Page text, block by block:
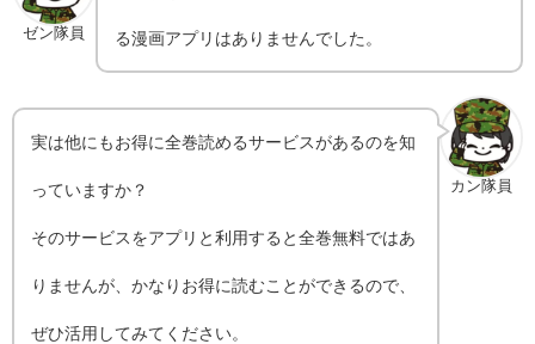
ゼン隊員 る漫画アプリはありませんでした。
カン隊員
実は他にもお得に全巻読めるサービスがあるのを知
っていますか？
そのサービスをアプリと利用すると全巻無料ではあ
りませんが、かなりお得に読むことができるので、
ぜひ活用してみてください。